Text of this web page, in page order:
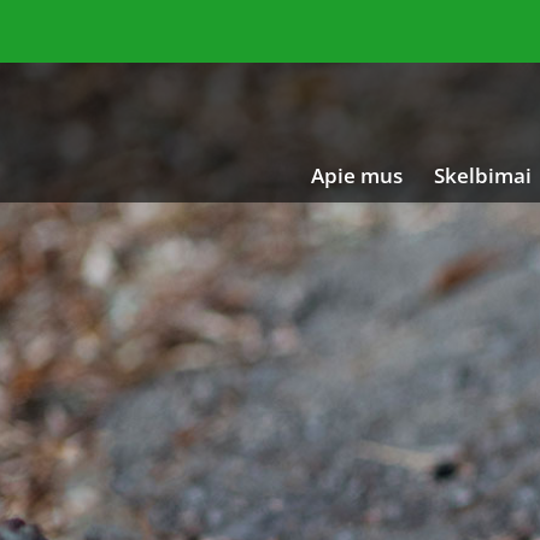
Apie mus Skelbimai